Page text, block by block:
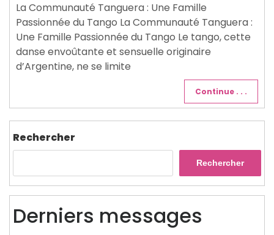
La Communauté Tanguera : Une Famille
Passionnée du Tango La Communauté Tanguera :
Une Famille Passionnée du Tango Le tango, cette
danse envoûtante et sensuelle originaire
d’Argentine, ne se limite
Continue . . .
Rechercher
Rechercher
Derniers messages